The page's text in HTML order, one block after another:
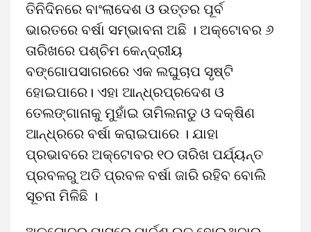
ତିନିଦିନରେ ବାଂଲାଦେଶ ଓ ଉତ୍ତର ପୂର୍ବ
ଭାରତରେ ବର୍ଷା ସମ୍ଭାବନା ଅଛି । ଅକ୍ଟୋବର ୬
ତାରିଖରେ ପଶ୍ଚିମ କେନ୍ଦ୍ରୀୟ
ବଙ୍ଗୋପସାଗରରେ ଏକ ଲଘୁଚାପ ସୃଷ୍ଟି
ହୋଇପାରେ। ଏହା ଆନ୍ଧ୍ରପ୍ରଦେଶ ଓ
ତେଲଙ୍ଗାନାକୁ ମୁହାଁଇ ତାମିଲନାଡୁ ଓ ଦକ୍ଷିଣ
ଆନ୍ଧ୍ରରେ ବର୍ଷା କରାଇପାରେ । ଯାହା
ପ୍ରଭାବରେ ଅକ୍ଟୋବର ୧୦ ତାରିଖ ପର୍ଯ୍ୟନ୍ତ
ପ୍ରବଳରୁ ଅତି ପ୍ରବଳ ବର୍ଷା ଜାରି ରହିବ ବୋଲି
ସୂଚନା ମିଳିଛି ।